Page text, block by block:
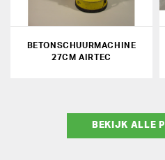
BETONSCHUURMACHINE
27CM AIRTEC
BEKIJK ALLE